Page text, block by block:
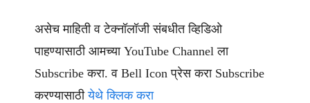
असेच माहिती व टेक्नॉलॉजी संबधीत व्हिडिओ
पाहण्यासाठी आमच्या YouTube Channel ला
Subscribe करा. व Bell Icon प्रेस करा Subscribe
करण्यासाठीयेथे क्लिक करा